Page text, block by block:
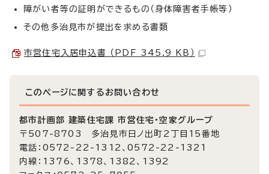
障がい者等の証明ができるもの（身体障害者手帳等）
その他多治見市が提出を求める書類
市営住宅入居申込書 （PDF 345.9 KB）
このページに関する お問い合わせ
都市計画部 建築住宅課 市営住宅・空家グループ
〒507-8703 多治見市日ノ出町2丁目15番地
電話：0572-22-1312、0572-22-1321
内線：1376、1378、1382、1392